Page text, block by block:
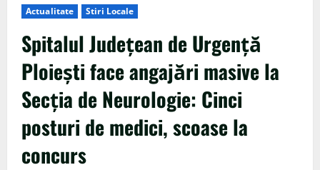
Actualitate Stiri Locale
Spitalul Județean de Urgență
Ploiești face angajări masive la
Secția de Neurologie: Cinci
posturi de medici, scoase la
concurs